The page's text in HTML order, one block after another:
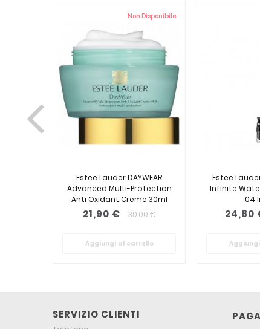
Non Disponibile
Estee Lauder DAYWEAR
Advanced Multi-Protection
Anti Oxidant Creme 30ml
21,90 € 30,00 €
Aggiungi al carrello
Estee
Infinite
04
24,80
SERVIZIO CLIENTI